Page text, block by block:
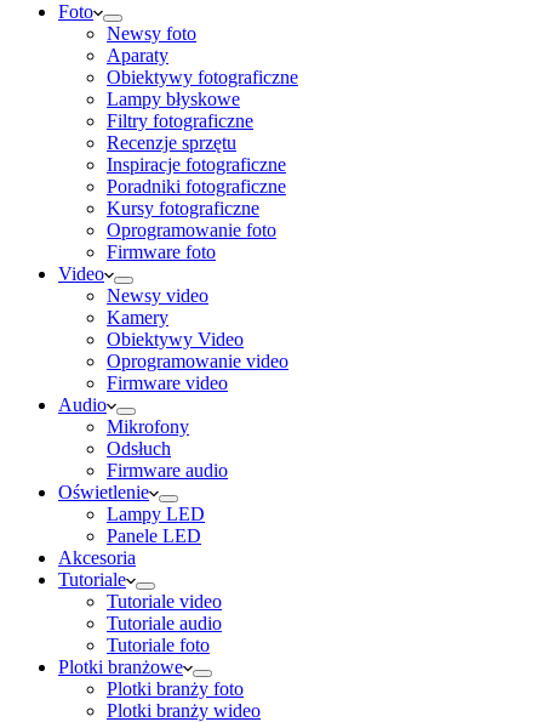
Foto
Newsy foto
Aparaty
Obiektywy fotograficzne
Lampy błyskowe
Filtry fotograficzne
Recenzje sprzętu
Inspiracje fotograficzne
Poradniki fotograficzne
Kursy fotograficzne
Oprogramowanie foto
Firmware foto
Video
Newsy video
Kamery
Obiektywy Video
Oprogramowanie video
Firmware video
Audio
Mikrofony
Odsłuch
Firmware audio
Oświetlenie
Lampy LED
Panele LED
Akcesoria
Tutoriale
Tutoriale video
Tutoriale audio
Tutoriale foto
Plotki branżowe
Plotki branży foto
Plotki branży wideo